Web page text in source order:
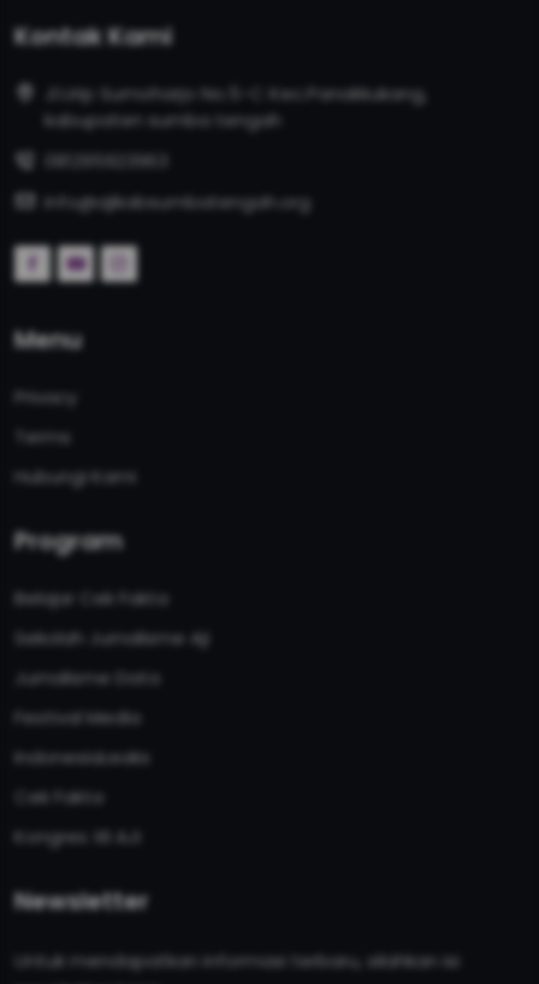
Kontak Kami
Jl.Urip Sumoharjo No.5-C Kec.Panakkukang,
kabupaten sumba tengah
081295923963
info@ajikabsumbatengah.org
Menu
Privacy
Terms
Hubungi Kami
Program
Belajar Cek Fakta
Sekolah Jurnalisme Aji
Jurnalisme Data
Festival Media
IndonesiaLeaks
Cek Fakta
Kongres XII AJI
Newsletter
Untuk mendapatkan informasi terbaru, silahkan isi